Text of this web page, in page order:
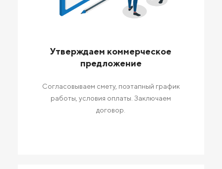
Утверждаем коммерческое
предложение
Согласовываем смету, поэтапный график
работы, условия оплаты. Заключаем
договор.